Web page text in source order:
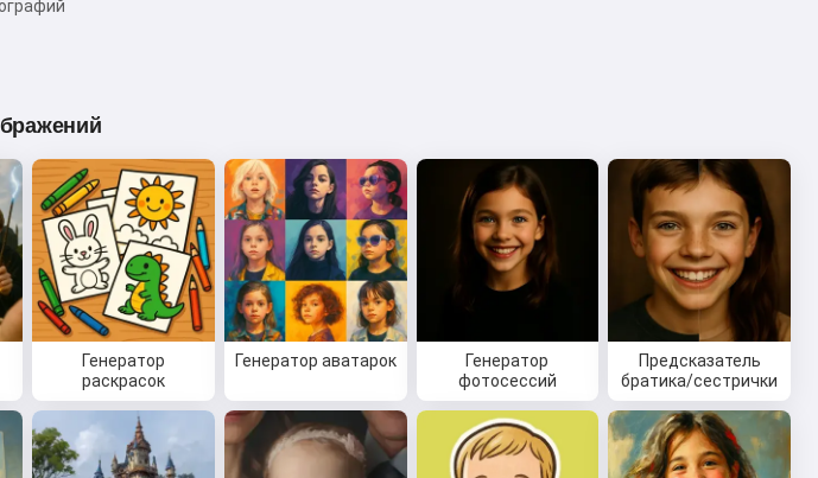
Генератор
раскрасок
Генератор аватарок
Генератор
фотосессий
Предсказатель
братика/сестрички
сервис, вы принимаете: